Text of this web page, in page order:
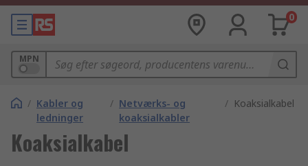
0
MPN
/ Kabler og
ledninger
/ Netværks- og
koaksialkabler
/ Koaksialkabel
Koaksialkabel